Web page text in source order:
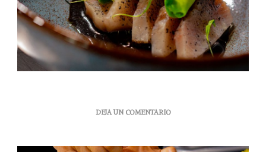
DEJA UN COMENTARIOEN
COCINA